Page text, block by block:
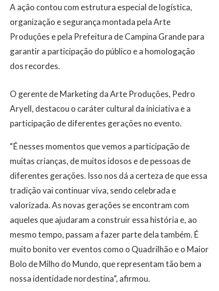
A ação contou com estrutura especial de logística,
organização e segurança montada pela Arte
Produções e pela Prefeitura de Campina Grande para
garantir a participação do público e a homologação
dos recordes.
O gerente de Marketing da Arte Produções, Pedro
Aryell, destacou o caráter cultural da iniciativa e a
participação de diferentes gerações no evento.
“É nesses momentos que vemos a participação de
muitas crianças, de muitos idosos e de pessoas de
diferentes gerações. Isso nos dá a certeza de que essa
tradição vai continuar viva, sendo celebrada e
valorizada. As novas gerações se encontram com
aqueles que ajudaram a construir essa história e, ao
mesmo tempo, passam a fazer parte dela também. É
muito bonito ver eventos como o Quadrilhão e o Maior
Bolo de Milho do Mundo, que representam tão bem a
nossa identidade nordestina”, afirmou.